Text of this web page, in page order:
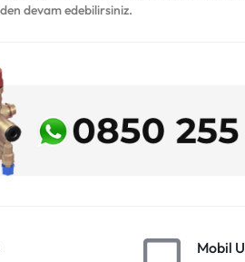
devam edebilirsiniz.
Mobil